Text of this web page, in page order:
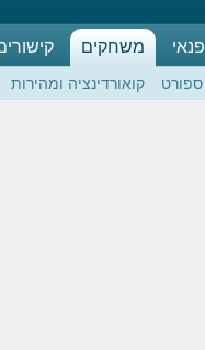
פנאי משחקים
ספורט קואורדינציה ומהירות